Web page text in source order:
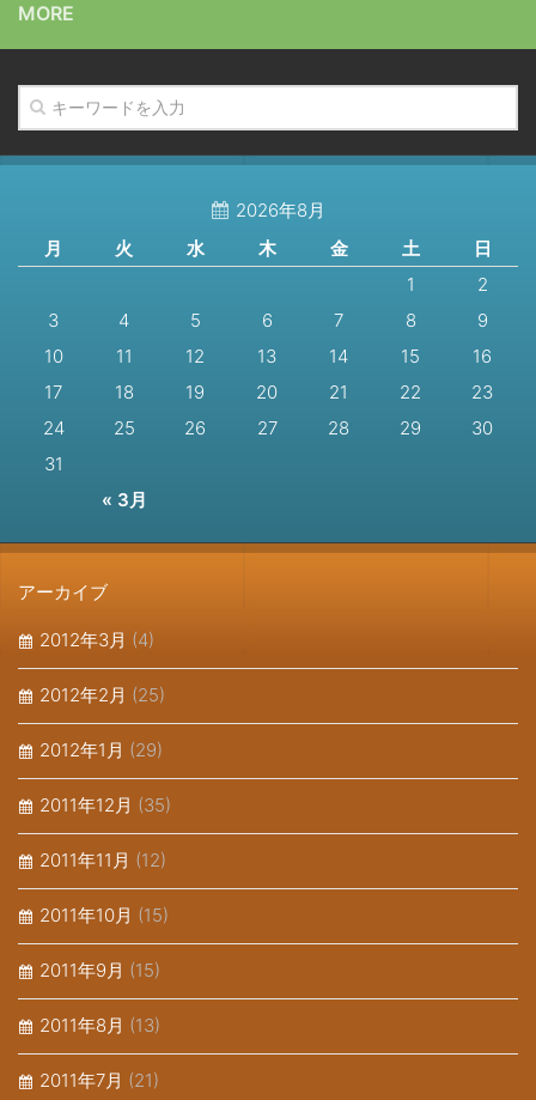
MORE
2026年8月
月
火 水 木 金 土 日
« 3月
1
2
3
4 5 6 7 8
9
10
11 12 13 14 15
16
17
18 19 20 21 22
23
24
25 26 27 28 29
30
31
アーカイブ
2012年3月 (4)
2012年2月 (25)
2012年1月 (29)
2011年12月 (35)
2011年11月 (12)
2011年10月 (15)
2011年9月 (15)
2011年8月 (13)
2011年7月 (21)